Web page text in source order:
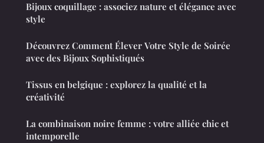
Bijoux coquillage : associez nature et élégance avec
style
Découvrez Comment Élever Votre Style de Soirée
avec des Bijoux Sophistiqués
Tissus en belgique : explorez la qualité et la
créativité
La combinaison noire femme : votre alliée chic et
intemporelle